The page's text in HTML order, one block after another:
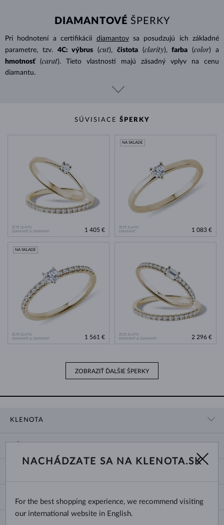
DIAMANTOVÉ ŠPERKY
Pri hodnotení a certifikácii diamantovsa posudzujú ich základné
parametre, tzv.
4C: výbrus (cut), čistota (clarity), farba (color) a
hmotnosť
(carat). Tieto vlastnosti majú zásadný vplyv na cenu
diamantu.
SÚVISIACE ŠPERKY
ŽLTÉ ZLATO
DIAMANT & DIAMANT
1 405 €
ŽLTÉ ZLATO
DIAMANT
NA SKLADE
1 083 €
ŽLTÉ ZLATO
DIAMANT & DIAMANT
NA SKLADE
1 561 €
ŽLTÉ ZLATO
DIAMANT & DIAMANT
2 296 €
ZOBRAZIŤ ĎALŠIE ŠPERKY
KLENOTA
O NÁS
DODANIE A PLATBA ZA TOVAR
VÝBER SVADOBNÝCH OBRÚČOK
CERTIFIKÁTY PRAVOSTI
TYPY A DĹŽKY RETIAZOK
DĹŽKY NÁRAMKOV
Slovensko
NACHÁDZATE SA NA KLENOTA.SK
For the best shopping experience, we recommend visiting
our international website in English.